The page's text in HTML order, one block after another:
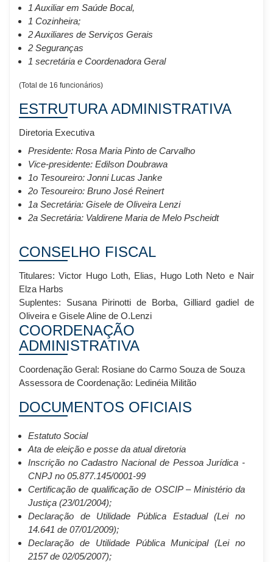
1 Auxiliar em Saúde Bocal,
1 Cozinheira;
2 Auxiliares de Serviços Gerais
2 Seguranças
1 secretária e Coordenadora Geral
(Total de 16 funcionários)
ESTRUTURA ADMINISTRATIVA
Diretoria Executiva
Presidente: Rosa Maria Pinto de Carvalho
Vice-presidente: Edilson Doubrawa
1o Tesoureiro: Jonni Lucas Janke
2o Tesoureiro: Bruno José Reinert
1a Secretária: Gisele de Oliveira Lenzi
2a Secretária: Valdirene Maria de Melo Pscheidt
CONSELHO FISCAL
Titulares: Victor Hugo Loth, Elias, Hugo Loth Neto e Nair
Elza Harbs
Suplentes: Susana Pirinotti de Borba, Gilliard gadiel de
Oliveira e Gisele Aline de O.Lenzi
COORDENAÇÃO
ADMINISTRATIVA
Coordenação Geral: Rosiane do Carmo Souza de Souza
Assessora de Coordenação: Ledinéia Militão
DOCUMENTOS OFICIAIS
Estatuto Social
Ata de eleição e posse da atual diretoria
Inscrição no Cadastro Nacional de Pessoa Jurídica -
CNPJ no 05.877.145/0001-99
Certificação de qualificação de OSCIP – Ministério da
Justiça (23/01/2004);
Declaração de Utilidade Pública Estadual (Lei no
14.641 de 07/01/2009);
Declaração de Utilidade Pública Municipal (Lei no
2157 de 02/05/2007);